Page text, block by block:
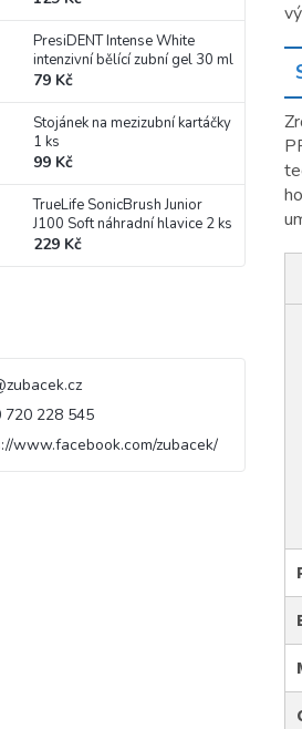
PresiDENT Intense White
intenzivní bělící zubní gel 30 ml
79 Kč
Stojánek na mezizubní kartáčky
1 ks
99 Kč
TrueLife SonicBrush Junior
J100 Soft náhradní hlavice 2 ks
229 Kč
zubacek.cz
720 228 545
www.facebook.com/zubacek/